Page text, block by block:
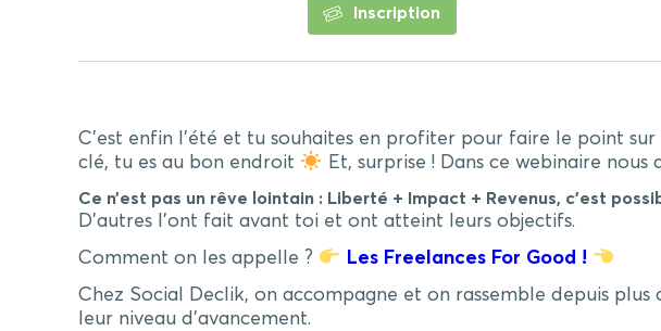
Inscription
C’est enfin l’été et tu souhaites en profiter pour faire le point
clé, tu es au bon endroit
Et, surprise ! Dans ce webinaire
Ce n’est pas un rêve lointain : Liberté + Impact + Revenus, c’est
D’autres l’ont fait avant toi et ont atteint leurs objectifs.
Comment on les appelle ?
Les Freelances For Good !
Chez Social Declik, on accompagne et on rassemble depuis
leur niveau d’avancement.